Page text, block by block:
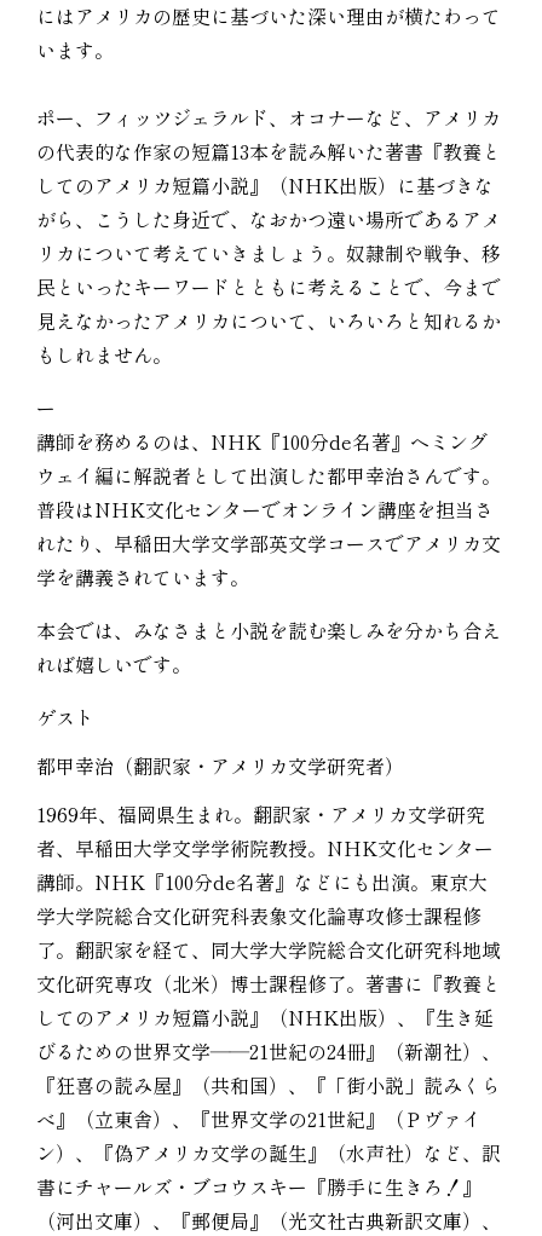
にはアメリカの歴史に基づいた深い理由が横たわって
います。
ポー、フィッツジェラルド、オコナーなど、アメリカ
の代表的な作家の短篇13本を読み解いた著書『教養と
してのアメリカ短篇小説』（NHK出版）に基づきな
がら、こうした身近で、なおかつ遠い場所であるアメ
リカについて考えていきましょう。奴隷制や戦争、移
民といったキーワードとともに考えることで、今まで
見えなかったアメリカについて、いろいろと知れるか
もしれません。
ー
講師を務めるのは、NHK『100分de名著』ヘミング
ウェイ編に解説者として出演した都甲幸治さんです。
普段はNHK文化センターでオンライン講座を担当さ
れたり、早稲田大学文学部英文学コースでアメリカ文
学を講義されています。
本会では、みなさまと小説を読む楽しみを分かち合え
れば嬉しいです。
ゲスト
都甲幸治（翻訳家・アメリカ文学研究者）
1969年、福岡県生まれ。翻訳家・アメリカ文学研究
者、早稲田大学文学学術院教授。NHK文化センター
講師。NHK『100分de名著』などにも出演。東京大
学大学院総合文化研究科表象文化論専攻修士課程修
了。翻訳家を経て、同大学大学院総合文化研究科地域
文化研究専攻（北米）博士課程修了。著書に『教養と
してのアメリカ短篇小説』（NHK出版）、『生き延
びるための世界文学――21世紀の24冊』（新潮社）、
『狂喜の読み屋』（共和国）、『「街小説」読みくら
べ』（立東舎）、『世界文学の21世紀』（Ｐヴァイ
ン）、『偽アメリカ文学の誕生』（水声社）など、訳
書にチャールズ・ブコウスキー『勝手に生きろ！』
（河出文庫）、『郵便局』（光文社古典新訳文庫）、